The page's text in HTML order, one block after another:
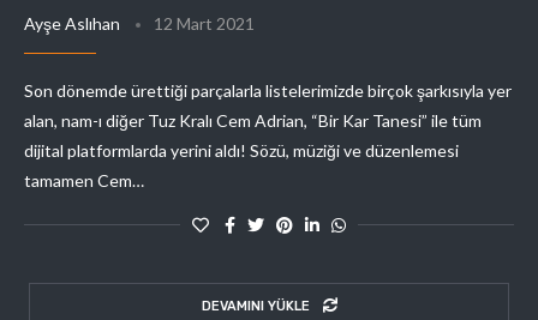
Ayşe Aslıhan 12 Mart 2021
Son dönemde ürettiği parçalarla listelerimizde birçok şarkısıyla yer
alan, nam-ı diğer Tuz Kralı Cem Adrian, “Bir Kar Tanesi” ile tüm
dijital platformlarda yerini aldı! Sözü, müziği ve düzenlemesi
tamamen Cem…
DEVAMINI YÜKLE